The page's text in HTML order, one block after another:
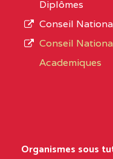
CENTRE
L’offre
d’éducation
de
Diplômes
Conseil
Conseil
Academiques
Organismes sous